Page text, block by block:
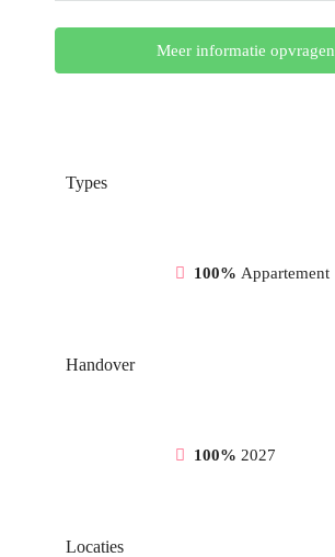
Meer informatie opvragen
Types
100% Appartement
Handover
100% 2027
Locaties